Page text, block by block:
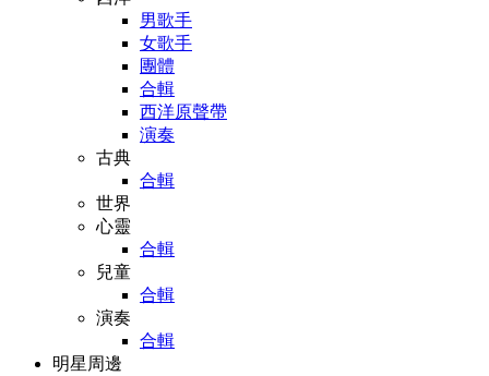
男歌手
女歌手
團體
合輯
西洋原聲帶
演奏
古典
合輯
世界
心靈
合輯
兒童
合輯
演奏
合輯
明星周邊